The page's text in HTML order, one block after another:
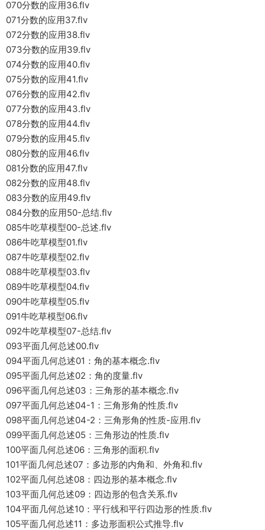
070分数的应用36.flv
071分数的应用37.flv
072分数的应用38.flv
073分数的应用39.flv
074分数的应用40.flv
075分数的应用41.flv
076分数的应用42.flv
077分数的应用43.flv
078分数的应用44.flv
079分数的应用45.flv
080分数的应用46.flv
081分数的应用47.flv
082分数的应用48.flv
083分数的应用49.flv
084分数的应用50-总结.flv
085牛吃草模型00-总述.flv
086牛吃草模型01.flv
087牛吃草模型02.flv
088牛吃草模型03.flv
089牛吃草模型04.flv
090牛吃草模型05.flv
091牛吃草模型06.flv
092牛吃草模型07-总结.flv
093平面几何总述00.flv
094平面几何总述01：角的基本概念.flv
095平面几何总述02：角的度量.flv
096平面几何总述03：三角形的基本概念.flv
097平面几何总述04-1：三角形角的性质.flv
098平面几何总述04-2：三角形角的性质-应用.flv
099平面几何总述05：三角形边的性质.flv
100平面几何总述06：三角形的面积.flv
101平面几何总述07：多边形的内角和、外角和.flv
102平面几何总述08：四边形的基本概念.flv
103平面几何总述09：四边形的包含关系.flv
104平面几何总述10：平行线和平行四边形的性质.flv
105平面几何总述11：多边形面积公式推导.flv